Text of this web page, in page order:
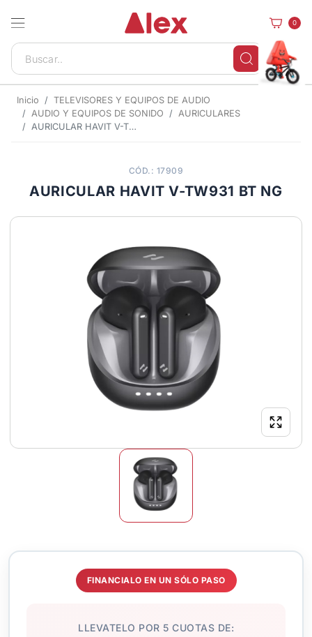
0
Inicio
TELEVISORES Y EQUIPOS DE AUDIO
AUDIO Y EQUIPOS DE SONIDO
AURICULARES
AURICULAR HAVIT V-TW931 BT NG
CÓD.: 17909
AURICULAR HAVIT V-TW931 BT NG
FINANCIALO EN UN SÓLO PASO
LLEVATELO POR 5 CUOTAS DE: